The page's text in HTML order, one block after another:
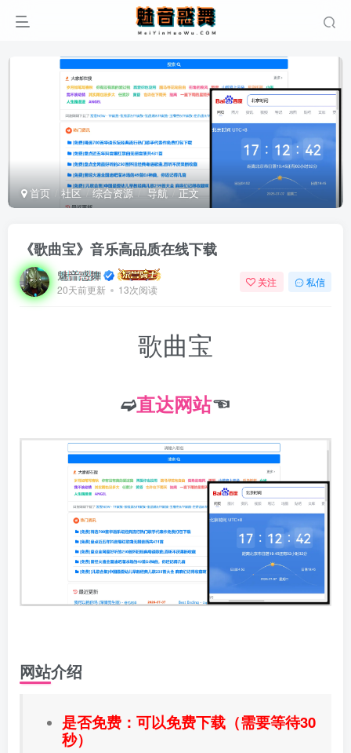
首页 社区 综合资源 导航 正文
《歌曲宝》音乐高品质在线下载
魅音惑舞
20天前更新 13次阅读
关注 私信
歌曲宝
➫直达网站☜
网站介绍
是否免费：可以免费下载（需要等待30
秒）